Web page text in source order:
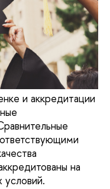
и аккредитации
на
условий.